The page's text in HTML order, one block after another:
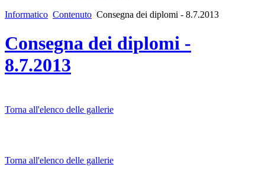
Informatico Contenuto Consegna dei diplomi - 8.7.2013
Consegna dei diplomi -
8.7.2013
Torna all'elenco delle gallerie
Torna all'elenco delle gallerie